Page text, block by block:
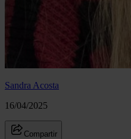
Sandra Acosta
16/04/2025
Compartir